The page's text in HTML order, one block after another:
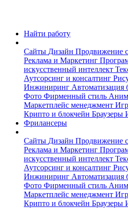
Найти работу
Сайты Дизайн Продвижение
Реклама и Маркетинг
искусственный интеллект
Аутсорсинг и консалтинг
Инжиниринг Автоматизация
Фото Фирменный стиль
Маркетплейс менеджмент
Крипто и блокчейн Браузеры
Фрилансеры
Сайты Дизайн Продвижение
Реклама и Маркетинг
искусственный интеллект
Аутсорсинг и консалтинг
Инжиниринг Автоматизация
Фото Фирменный стиль
Маркетплейс менеджмент
Крипто и блокчейн Браузеры